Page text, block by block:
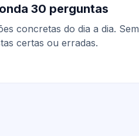
30 perguntas
concretas do dia a dia. Sem
certas ou erradas.